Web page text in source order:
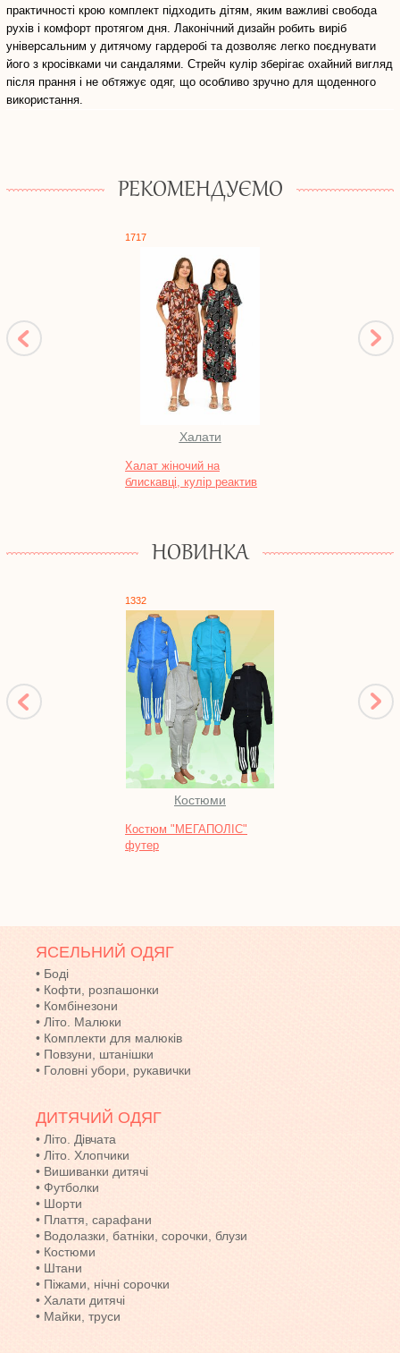
практичності крою комплект підходить дітям, яким важливі свобода
рухів і комфорт протягом дня. Лаконічний дизайн робить виріб
універсальним у дитячому гардеробі та дозволяє легко поєднувати
його з кросівками чи сандалями. Стрейч кулір зберігає охайний вигляд
після прання і не обтяжує одяг, що особливо зручно для щоденного
використання.
РЕКОМЕНДУЄМО
1717
Халати
Халат жіночий на
блискавці, кулір реактив
НОВИНКА
1332
Костюми
Костюм "МЕГАПОЛІС"
футер
ЯСЕЛЬНИЙ ОДЯГ
• Боді
• Кофти, розпашонки
• Комбінезони
• Літо. Малюки
• Комплекти для малюків
• Повзуни, штанішки
• Головні убори, рукавички
ДИТЯЧИЙ ОДЯГ
• Літо. Дівчата
• Літо. Хлопчики
• Вишиванки дитячі
• Футболки
• Шорти
• Плаття, сарафани
• Водолазки, батніки, сорочки, блузи
• Костюми
• Штани
• Піжами, нічні сорочки
• Халати дитячі
• Майки, труси